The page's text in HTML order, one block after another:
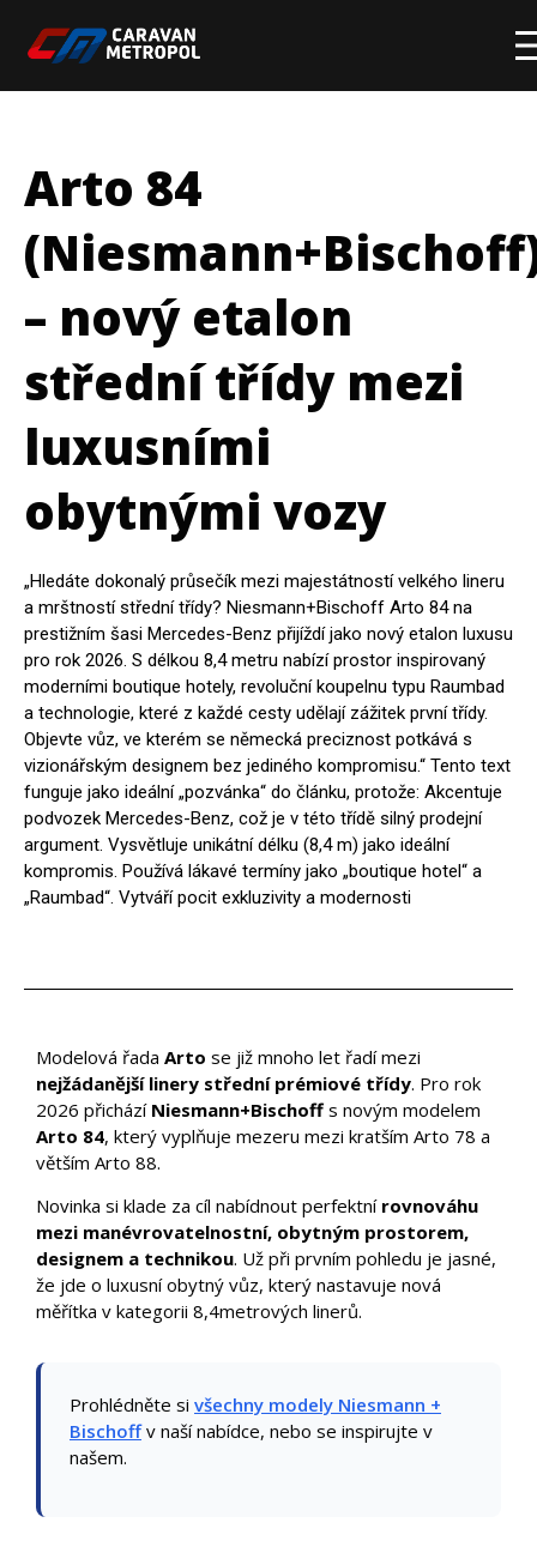
Značky a modely
Skladové obytné vozy
Skladové přívěsy
Komisní obytné vozy a přívěsy
Servis
Prodejna
Show room
Film servis
Blog
O nás
Kontakty
Arto 84
– nový etalon
střední třídy mezi
luxusními
obytnými vozy
„Hledáte dokonalý průsečík mezi majestátností velkého lineru
a mrštností střední třídy? Niesmann+Bischoff Arto 84 na
prestižním šasi Mercedes-Benz přijíždí jako nový etalon luxusu
pro rok 2026. S délkou 8,4 metru nabízí prostor inspirovaný
moderními boutique hotely, revoluční koupelnu typu Raumbad
a technologie, které z každé cesty udělají zážitek první třídy.
Objevte vůz, ve kterém se německá preciznost potkává s
vizionářským designem bez jediného kompromisu.“ Tento text
funguje jako ideální „pozvánka“ do článku, protože: Akcentuje
podvozek Mercedes-Benz, což je v této třídě silný prodejní
argument. Vysvětluje unikátní délku (8,4 m) jako ideální
kompromis. Používá lákavé termíny jako „boutique hotel“ a
„Raumbad“. Vytváří pocit exkluzivity a modernosti
Modelová řada Arto se již mnoho let řadí mezi
nejžádanější linery střední prémiové třídy. Pro rok
2026 přichází Niesmann+Bischoff s novým modelem
Arto 84, který vyplňuje mezeru mezi kratším Arto 78 a
větším Arto 88.
Novinka si klade za cíl nabídnout perfektní rovnováhu
mezi manévrovatelnostní, obytným prostorem,
designem a technikou. Už při prvním pohledu je jasné,
že jde o luxusní obytný vůz, který nastavuje nová
měřítka v kategorii 8,4metrových linerů.
Prohlédněte si všechny modely Niesmann +
Bischoffv naší nabídce, nebo se inspirujte v
našem.